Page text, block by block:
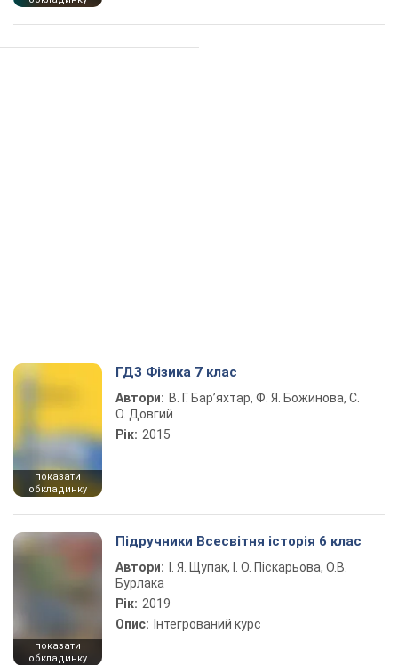
показати
обкладинку
ГДЗ Фізика 7 клас
Автори: В. Г. Бар’яхтар, Ф. Я. Божинова, С.
О. Довгий
Рік: 2015
показати
обкладинку
Підручники Всесвітня історія 6 клас
Автори:
І. Я. Щупак, І. О. Піскарьова, О.В.
Бурлака
Рік: 2019
Опис: Інтегрований курс